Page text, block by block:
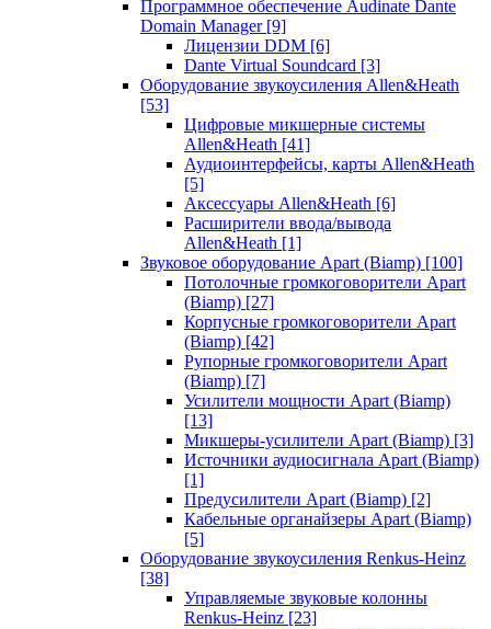
Программное обеспечение Audinate Dante
Domain Manager [9]
Лицензии DDM [6]
Dante Virtual Soundcard [3]
Оборудование звукоусиления Allen&Heath
[53]
Цифровые микшерные системы
Allen&Heath [41]
Аудиоинтерфейсы, карты Allen&Heath
[5]
Аксессуары Allen&Heath [6]
Расширители ввода/вывода
Allen&Heath [1]
Звуковое оборудование Apart (Biamp) [100]
Потолочные громкоговорители Apart
(Biamp) [27]
Корпусные громкоговорители Apart
(Biamp) [42]
Рупорные громкоговорители Apart
(Biamp) [7]
Усилители мощности Apart (Biamp)
[13]
Микшеры-усилители Apart (Biamp) [3]
Источники аудиосигнала Apart (Biamp)
[1]
Предусилители Apart (Biamp) [2]
Кабельные органайзеры Apart (Biamp)
[5]
Оборудование звукоусиления Renkus-Heinz
[38]
Управляемые звуковые колонны
Renkus-Heinz [23]